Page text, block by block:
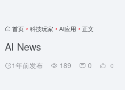
首页 • 科技玩家 • AI应用 • 正文
AI News
1年前发布 189 0 0